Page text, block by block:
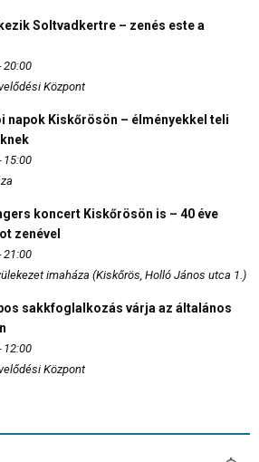
Soltvadkertre – zenés este a
20:00
Központ
napok Kiskőrösön – élményekkel teli
15:00
koncert Kiskőrösön is – 40 éve
zenével
21:00
imaháza (Kiskőrös, Holló János utca 1.)
sakkfoglalkozás várja az általános
12:00
Központ